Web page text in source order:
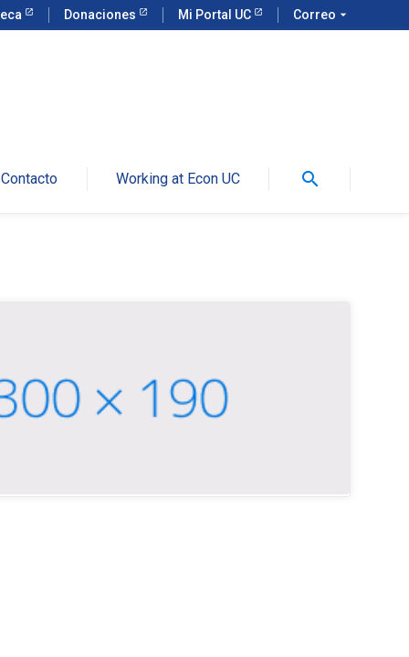
Donaciones Mi Portal UC Correo arrow_drop_down
Contacto Working at Econ UC search